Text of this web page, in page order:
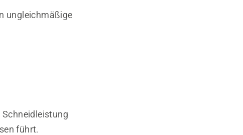
ungleichmäßige
führt.